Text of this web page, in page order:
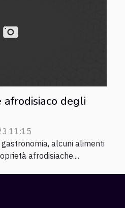
degli
11:15
alcuni alimenti
afrodisiache....